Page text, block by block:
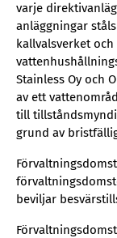
varje
anläggningar
kallvalsverket
Stainless Oy och
av ett
till
grund av
beviljar